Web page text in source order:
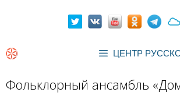
ЦЕНТР
Фольклорный ансамбль